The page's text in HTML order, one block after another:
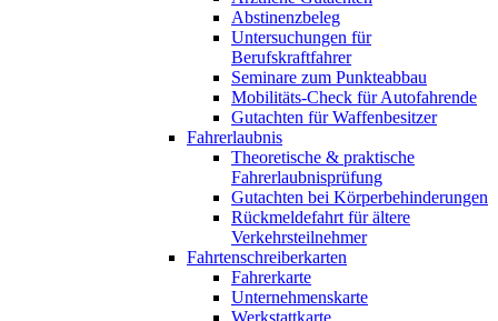
Abstinenzbeleg
Untersuchungen für
Berufskraftfahrer
Seminare zum Punkteabbau
Mobilitäts-Check für Autofahrende
Gutachten für Waffenbesitzer
Fahrerlaubnis
Theoretische & praktische
Fahrerlaubnisprüfung
Gutachten bei Körperbehinderungen
Rückmeldefahrt für ältere
Verkehrsteilnehmer
Fahrtenschreiberkarten
Fahrerkarte
Unternehmenskarte
Werkstattkarte